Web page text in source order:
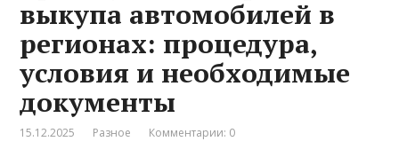
выкупа автомобилей в
регионах: процедура,
условия и необходимые
документы
15.12.2025 Разное Комментарии: 0